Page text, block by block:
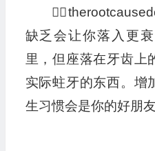
缺乏会让你落入更
里，但座落在牙齿上
实际蛀牙的东西。增
生习惯会是你的好朋友